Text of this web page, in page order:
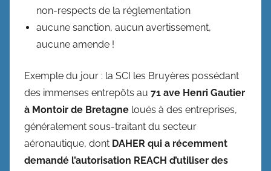
non-respects de la réglementation
aucune sanction, aucun avertissement,
aucune amende !
Exemple du jour : la SCI les Bruyères possédant
des immenses entrepôts au 71 ave Henri Gautier
à Montoir de Bretagne loués à des entreprises,
généralement sous-traitant du secteur
aéronautique, dont DAHER qui a récemment
demandé l’autorisation REACH d’utiliser des